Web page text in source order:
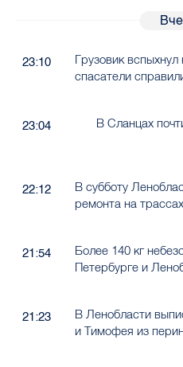
23:10
Грузовик
спасатели
23:04 В Сланцах
22:12
В субботу
ремонта на трассах
21:54
Более 140 кг
Петербурге и
21:23
В Ленобласти
и Тимофея из